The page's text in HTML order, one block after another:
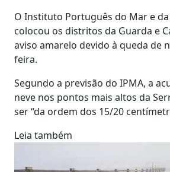
O Instituto Português do Mar e
colocou os distritos da Guarda e
aviso amarelo devido à queda de
feira.
Segundo a previsão do IPMA, a
neve nos pontos mais altos da
ser “da ordem dos 15/20
Leia também